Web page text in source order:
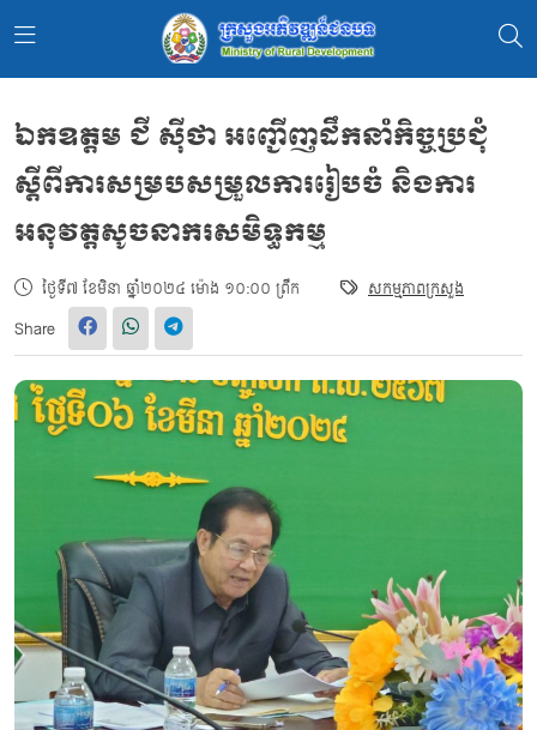
ឯកឧត្ដម ជី ស៊ីថា អញ្ជើញដឹកនាំកិច្ចប្រជុំ
ស្ដីពីការសម្របសម្រួលការរៀបចំ និងការ
អនុវត្តសូចនាករសមិទ្ធកម្ម
ថ្ងៃទី៧ ខែមិនា ឆ្នាំ២០២៤ ម៉ោង ១០:០០ ព្រឹក សកម្មភាពក្រសួង
Share